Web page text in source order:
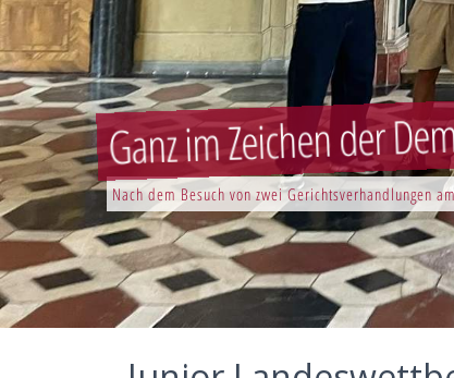
Nach dem Besuch von zwei Gerichtsverhandlungen
Ganz im Zeichen der